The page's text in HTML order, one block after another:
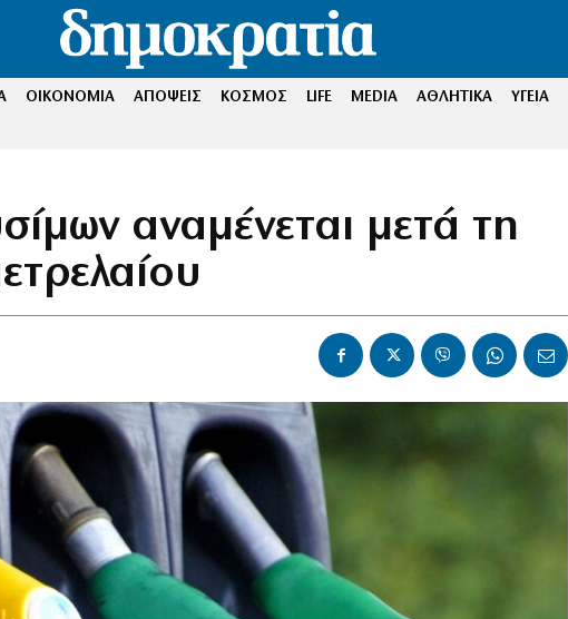
ΟΙΚΟΝΟΜΙΑ ΑΠΟΨΕΙΣ ΚΟΣΜΟΣ LIFE MEDIA ΑΘΛΗΤΙΚΑ ΥΓΕΙΑ
αναμένεται μετά τη